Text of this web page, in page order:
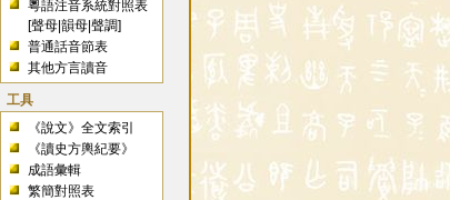
粵語注音系統對照表
[聲母 |韻母 |聲調]
普通話音節表
其他方言讀音
工具
《說文》全文索引
《讀史方輿紀要》
成語彙輯
繁簡對照表